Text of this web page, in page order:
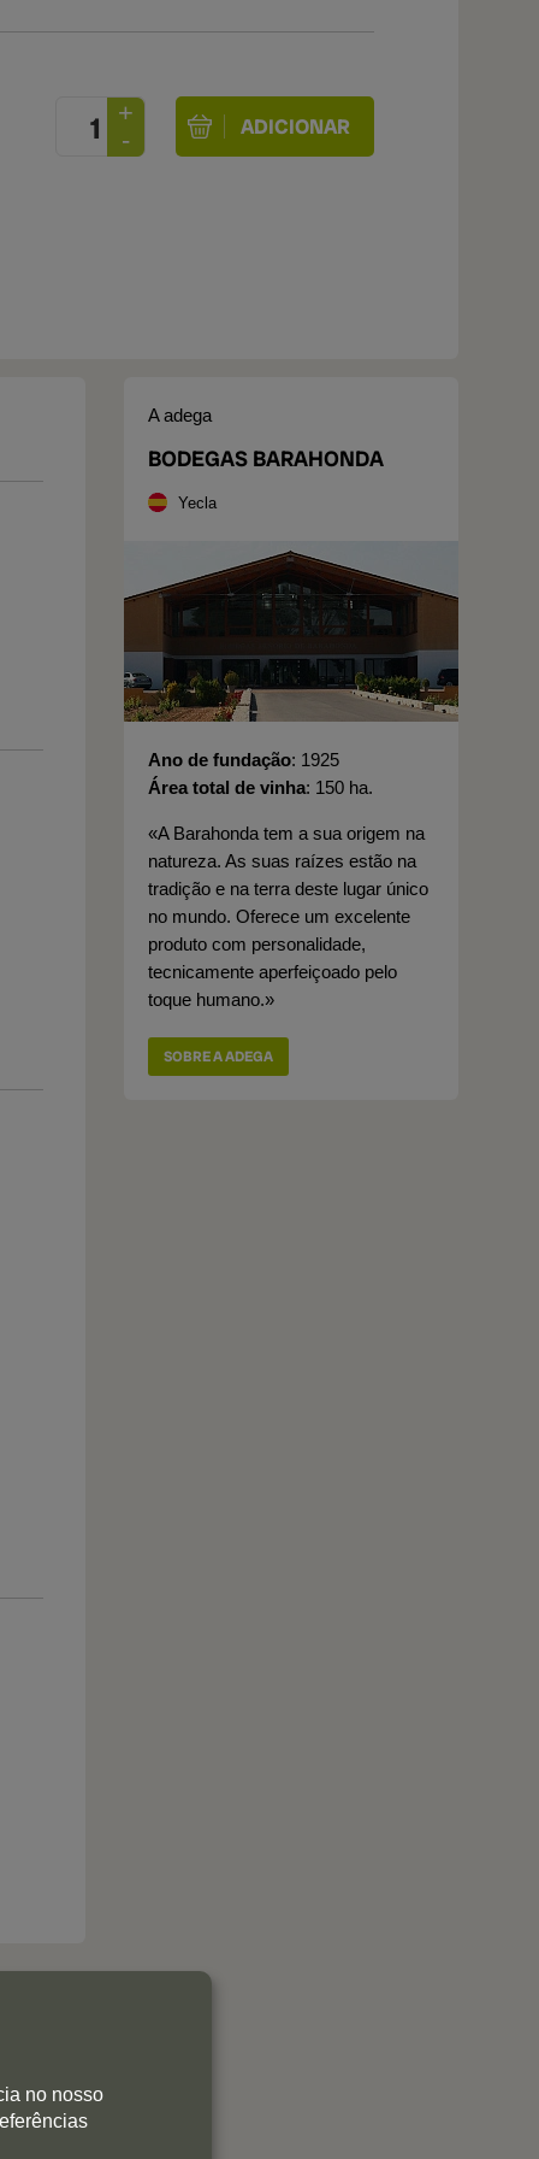
A adega
BODEGAS BARAHONDA
Yecla
Ano de fundação 1925
Área total de vinha 150 ha.
«A Barahonda tem a sua origem na
natureza. As suas raízes estão na
tradição e na terra deste lugar único
no mundo. Oferece um excelente
produto com personalidade,
tecnicamente aperfeiçoado pelo
toque humano.»
SOBRE A ADEGA
no nosso